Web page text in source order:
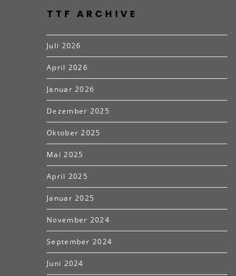
TTF ARCHIVE
Juli 2026
April 2026
Januar 2026
Dezember 2025
Oktober 2025
Mai 2025
April 2025
Januar 2025
November 2024
September 2024
Juni 2024